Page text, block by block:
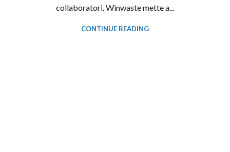
collaboratori. Winwaste mette a...
CONTINUE READING